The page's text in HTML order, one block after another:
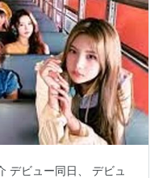
デビュー同日、 デビュ